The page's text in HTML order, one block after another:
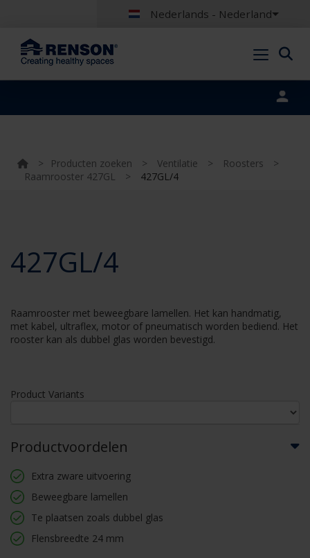
Nederlands - Nederland
> Producten zoeken > Ventilatie > Roosters
>
Raamrooster 427GL
> 427GL/4
427GL/4
Raamrooster met beweegbare lamellen. Het kan handmatig,
met kabel, ultraflex, motor of pneumatisch worden bediend. Het
rooster kan als dubbel glas worden bevestigd.
Product Variants
Productvoordelen
Extra zware uitvoering
Beweegbare lamellen
Te plaatsen zoals dubbel glas
Flensbreedte 24 mm